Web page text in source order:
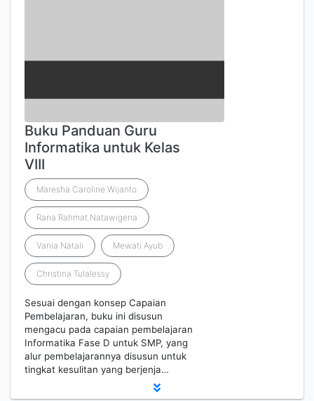
Buku Panduan Guru
Informatika untuk Kelas
VIII
Maresha Caroline Wijanto
Rana Rahmat Natawigena
Vania Natali Mewati Ayub
Christina Tulalessy
Sesuai dengan konsep Capaian
Pembelajaran, buku ini disusun
mengacu pada capaian pembelajaran
Informatika Fase D untuk SMP, yang
alur pembelajarannya disusun untuk
tingkat kesulitan yang berjenja…